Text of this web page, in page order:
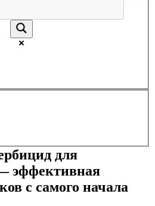
для
эффективная
с самого начала